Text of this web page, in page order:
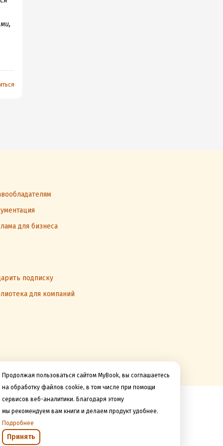
Продолжая пользоваться сайтом MyBook, вы соглашаетесь
на обработку файлов cookie, в том числе при помощи
сервисов веб-аналитики. Благодаря этому
мы рекомендуем вам книги и делаем продукт удобнее.
Подробнее
Принять
для бизнеса
подписку
для компаний